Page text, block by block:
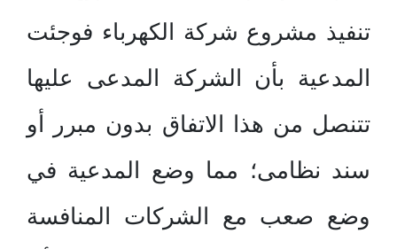
تنفيذ مشروع شركة الكهرباء فوجئت
المدعية بأن الشركة المدعى عليها
تتنصل من هذا الاتفاق بدون مبرر أو
سند نظامى؛ مما وضع المدعية في
وضع صعب مع الشركات المنافسة